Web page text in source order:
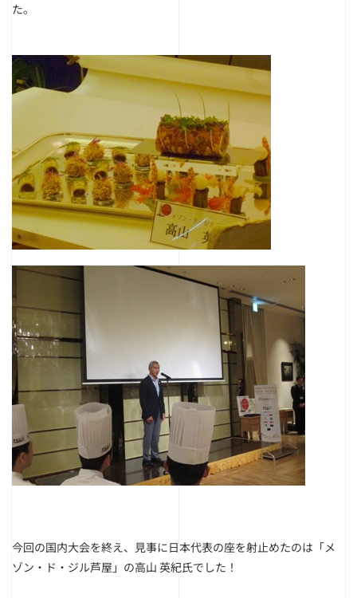
た。
今回の国内大会を終え、見事に日本代表の座を射止めたのは「メ
ゾン・ド・ジル芦屋」の高山 英紀氏でした！